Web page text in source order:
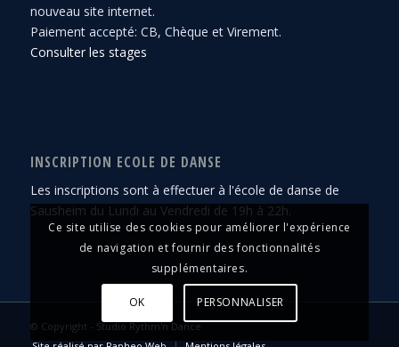
nouveau site internet.
Paiement accepté: CB, Chèque et Virement.
Consulter les stages
INSCRIPTION ECOLE DE DANSE
Les inscriptions sont à effectuer à l'école de danse de
Sausheim du Lundi au Vendredi de 19h à 22h.
© Copyright - Studio Rythm'n Dance
Ce site utilise des cookies pour améliorer l'expérience
de navigation et fournir des fonctionnalités
supplémentaires.
OK PERSONNALISER